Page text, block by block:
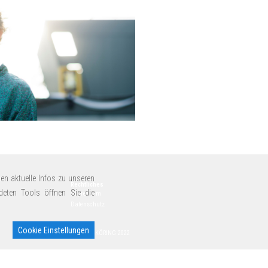
Impressum
© MEYER-KÖRING 2022
aktuelle Infos zu unseren
Tools öffnen Sie die
Cookie Einstellungen